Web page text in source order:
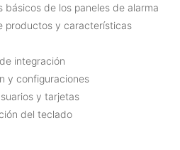
básicos de los paneles de alarma
productos y características
integración
y configuraciones
y tarjetas
del teclado